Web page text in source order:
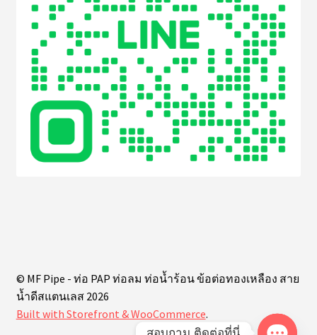
© MF Pipe - ท่อ PAP ท่อลม ท่อน้ำร้อน ข้อต่อทองเหลือง สาย
น้ำดีสแตนเลส 2026
Built with Storefront & WooCommerce.